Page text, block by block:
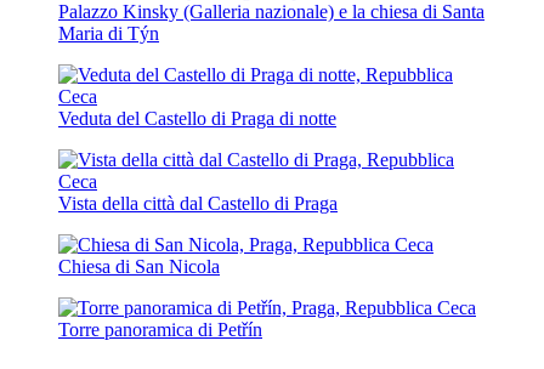
Palazzo Kinsky (Galleria nazionale) e la chiesa di Santa
Maria di Týn
Veduta del Castello di Praga di notte
Vista della città dal Castello di Praga
Chiesa di San Nicola
Torre panoramica di Petřín